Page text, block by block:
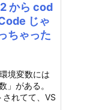
から cod
じゃ
ちゃった
境変数には
」がある。
れてて、VS